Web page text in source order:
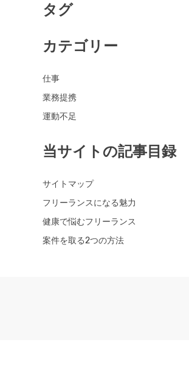
タグ
カテゴリー
仕事
業務提携
運動不足
当サイトの記事目録
サイトマップ
フリーランスになる魅力
健康で悩むフリーランス
案件を取る2つの方法